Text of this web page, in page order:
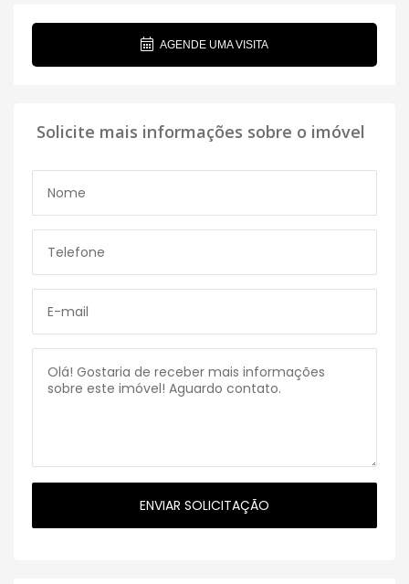
AGENDE UMA VISITA
Solicite mais informações sobre o imóvel